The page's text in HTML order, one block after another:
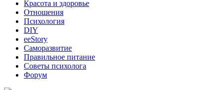
Красота и здоровье
Отношения
Психология
DIY
ееStory
Саморазвитие
Правильное питание
Советы психолога
Форум